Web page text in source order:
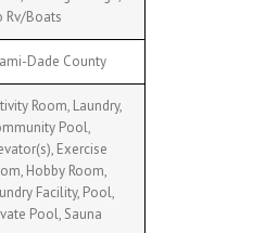
Rv/Boats
Dade County
Room, Laundry,
Pool,
Exercise
Hobby Room,
Facility, Pool,
Pool, Sauna